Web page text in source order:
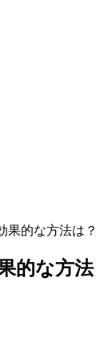
果的な方法は？
的な方法